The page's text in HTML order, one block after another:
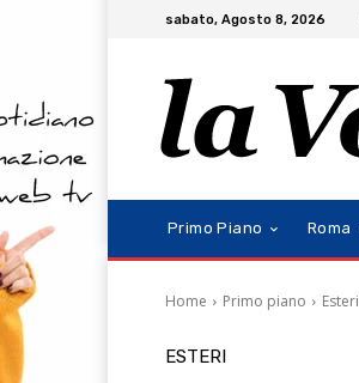
sabato, Agosto 8, 2026
Primo Piano Roma
Home Primo piano Esteri
ESTERI